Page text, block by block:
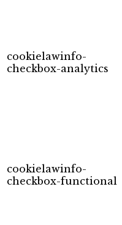
cookielawinfo-
checkbox-analytics
cookielawinfo-
checkbox-functional